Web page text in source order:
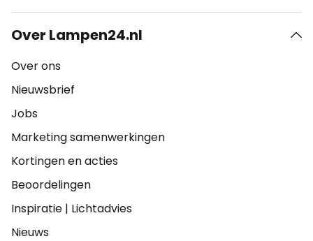
Over Lampen24.nl
Over ons
Nieuwsbrief
Jobs
Marketing samenwerkingen
Kortingen en acties
Beoordelingen
Inspiratie | Lichtadvies
Nieuws